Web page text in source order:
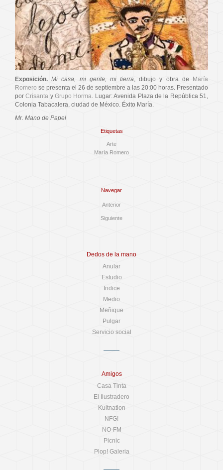
Exposición. Mi casa, mi gente, mi tierra , dibujo y obra de
María
Romero se presenta el 26 de septiembre a las 20:00 horas. Presentado
porCrisanta yGrupo Horma
. Lugar: Avenida Plaza de la República 51,
Colonia Tabacalera, ciudad de México. Éxito María.
Mr. Mano de Papel
Etiquetas
Arte
María Romero
Navegar
Anterior
Siguiente
Dedos de la mano
Anular
Estudio
Indice
Medio
Meñique
Pulgar
Servicio social
Amigos
Casa Tinta
El Ilustradero
Kultnation
NFG!
NO-FM
Picnic
Plop! Galeria